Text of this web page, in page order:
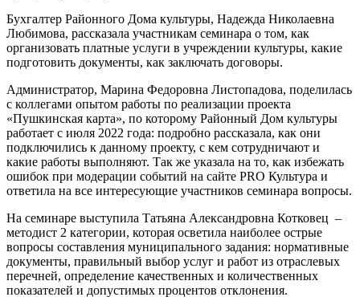
Бухгалтер Районного Дома культуры, Надежда Николаевна
Любимова, рассказала участникам семинара о том, как
организовать платные услуги в учреждении культуры, какие
подготовить документы, как заключать договоры.
Администратор, Марина Федоровна Листопадова, поделилась
с коллегами опытом работы по реализации проекта
«Пушкинская карта», по которому Районный Дом культуры
работает с июля 2022 года: подробно рассказала, как они
подключились к данному проекту, с кем сотрудничают и
какие работы выполняют. Так же указала на то, как избежать
ошибок при модерации событий на сайте PRO Культура и
ответила на все интересующие участников семинара вопросы.
На семинаре выступила Татьяна Александровна Котковец –
методист 2 категории, которая осветила наиболее острые
вопросы составления муниципального задания: нормативные
документы, правильный выбор услуг и работ из отраслевых
перечней, определение качественных и количественных
показателей и допустимых процентов отклонения.